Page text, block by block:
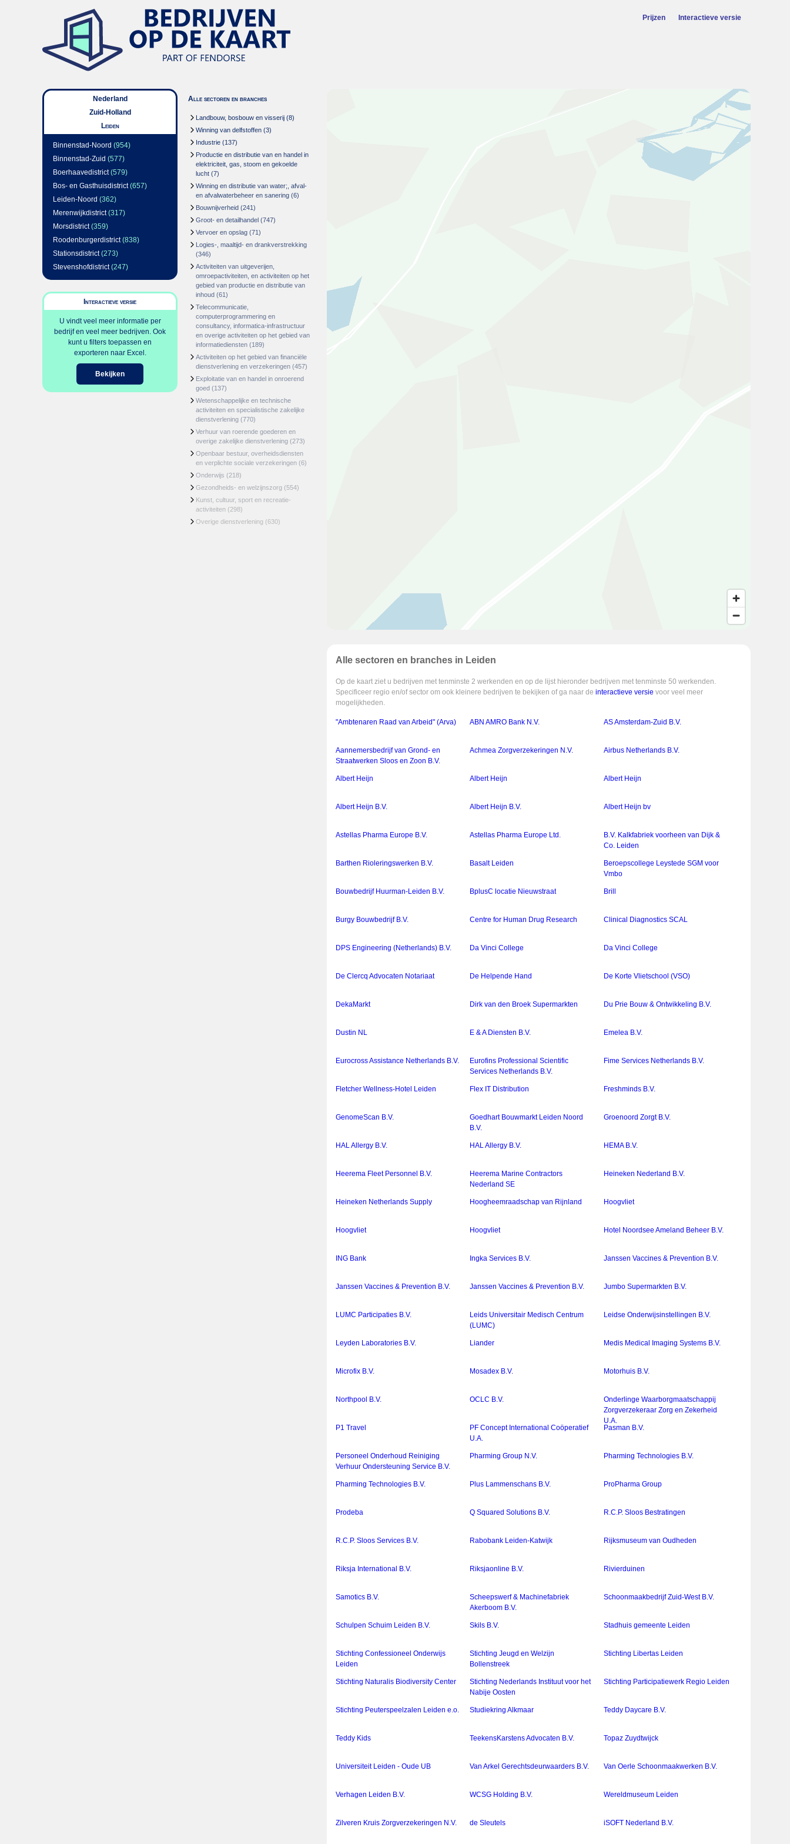
Prijzen Interactieve versie
Nederland
Zuid-Holland
Leiden
Binnenstad-Noord (954)
Binnenstad-Zuid (577)
Boerhaavedistrict(579)
Bos- en Gasthuisdistrict(657)
Leiden-Noord (362)
Merenwijkdistrict(317)
Morsdistrict(359)
Roodenburgerdistrict(838)
Stationsdistrict(273)
Stevenshofdistrict(247)
Interactieve versie
U vindt veel meer informatie per
bedrijf en veel meer bedrijven. Ook
kunt u filters toepassen en
exporteren naar Excel.
Bekijken
Alle sectoren en branches
Landbouw, bosbouw en visserij (8)
Winning van delfstoffen (3)
Industrie (137)
Productie en distributie van en handel in
elektriciteit, gas, stoom en gekoelde
lucht (7)
Winning en distributie van water;, afval-
en afvalwaterbeheer en sanering (6)
Bouwnijverheid (241)
Groot- en detailhandel (747)
Vervoer en opslag (71)
Logies-, maaltijd- en drankverstrekking
(346)
Activiteiten van uitgeverijen,
omroepactiviteiten, en activiteiten op het
gebied van productie en distributie van
inhoud (61)
Telecommunicatie,
computerprogrammering en
consultancy, informatica-infrastructuur
en overige activiteiten op het gebied van
informatiediensten (189)
Activiteiten op het gebied van financiële
dienstverlening en verzekeringen (457)
Exploitatie van en handel in onroerend
goed (137)
Wetenschappelijke en technische
activiteiten en specialistische zakelijke
dienstverlening (770)
Verhuur van roerende goederen en
overige zakelijke dienstverlening (273)
Openbaar bestuur, overheidsdiensten
en verplichte sociale verzekeringen (6)
Onderwijs (218)
Gezondheids- en welzijnszorg (554)
Kunst, cultuur, sport en recreatie-
activiteiten (298)
Overige dienstverlening (630)
Alle sectoren en branches in Leiden
Op de kaart ziet u bedrijven met tenminste 2 werkenden en op de lijst hieronder bedrijven met tenminste 50 werkenden.
Specificeer regio en/of sector om ook kleinere bedrijven te bekijken of ga naar de interactieve versie voor veel meer
mogelijkheden.
"Ambtenaren Raad van Arbeid" (Arva) ABN AMRO Bank N.V. AS Amsterdam-Zuid B.V.
Aannemersbedrijf van Grond- en
Straatwerken Sloos en Zoon B.V.
Achmea Zorgverzekeringen N.V. Airbus Netherlands B.V.
Albert Heijn Albert Heijn Albert Heijn
Albert Heijn B.V. Albert Heijn B.V. Albert Heijn bv
Astellas Pharma Europe B.V. Astellas Pharma Europe Ltd.
B.V. Kalkfabriek voorheen van Dijk &
Co. Leiden
Barthen Rioleringswerken B.V. Basalt Leiden
Beroepscollege Leystede SGM voor
Vmbo
Bouwbedrijf Huurman-Leiden B.V. BplusC locatie Nieuwstraat Brill
Burgy Bouwbedrijf B.V. Centre for Human Drug Research Clinical Diagnostics SCAL
DPS Engineering (Netherlands) B.V. Da Vinci College Da Vinci College
De Clercq Advocaten Notariaat De Helpende Hand De Korte Vlietschool (VSO)
DekaMarkt Dirk van den Broek Supermarkten Du Prie Bouw & Ontwikkeling B.V.
Dustin NL E & A Diensten B.V. Emelea B.V.
Eurocross Assistance Netherlands B.V.
Eurofins Professional Scientific
Services Netherlands B.V.
Fime Services Netherlands B.V.
Fletcher Wellness-Hotel Leiden Flex IT Distribution Freshminds B.V.
GenomeScan B.V.
Goedhart Bouwmarkt Leiden Noord
B.V.
Groenoord Zorgt B.V.
HAL Allergy B.V. HAL Allergy B.V. HEMA B.V.
Heerema Fleet Personnel B.V.
Heerema Marine Contractors
Nederland SE
Heineken Nederland B.V.
Heineken Netherlands Supply Hoogheemraadschap van Rijnland Hoogvliet
Hoogvliet Hoogvliet Hotel Noordsee Ameland Beheer B.V.
ING Bank Ingka Services B.V. Janssen Vaccines & Prevention B.V.
Janssen Vaccines & Prevention B.V. Janssen Vaccines & Prevention B.V. Jumbo Supermarkten B.V.
LUMC Participaties B.V.
Leids Universitair Medisch Centrum
(LUMC)
Leidse Onderwijsinstellingen B.V.
Leyden Laboratories B.V. Liander Medis Medical Imaging Systems B.V.
Microfix B.V. Mosadex B.V. Motorhuis B.V.
Northpool B.V. OCLC B.V.
Onderlinge Waarborgmaatschappij
Zorgverzekeraar Zorg en Zekerheid
U.A.
P1 Travel
PF Concept International Coöperatief
U.A.
Pasman B.V.
Personeel Onderhoud Reiniging
Verhuur Ondersteuning Service B.V.
Pharming Group N.V. Pharming Technologies B.V.
Pharming Technologies B.V. Plus Lammenschans B.V. ProPharma Group
Prodeba Q Squared Solutions B.V. R.C.P. Sloos Bestratingen
R.C.P. Sloos Services B.V. Rabobank Leiden-Katwijk Rijksmuseum van Oudheden
Riksja International B.V. Riksjaonline B.V. Rivierduinen
Samotics B.V.
Scheepswerf & Machinefabriek
Akerboom B.V.
Schoonmaakbedrijf Zuid-West B.V.
Schulpen Schuim Leiden B.V. Skils B.V. Stadhuis gemeente Leiden
Stichting Confessioneel Onderwijs
Leiden
Stichting Jeugd en Welzijn
Bollenstreek
Stichting Libertas Leiden
Stichting Naturalis Biodiversity Center
Stichting Nederlands Instituut voor het
Nabije Oosten
Stichting Participatiewerk Regio Leiden
Stichting Peuterspeelzalen Leiden e.o. Studiekring Alkmaar Teddy Daycare B.V.
Teddy Kids TeekensKarstens Advocaten B.V. Topaz Zuydtwijck
Universiteit Leiden - Oude UB Van Arkel Gerechtsdeurwaarders B.V. Van Oerle Schoonmaakwerken B.V.
Verhagen Leiden B.V. WCSG Holding B.V. Wereldmuseum Leiden
Zilveren Kruis Zorgverzekeringen N.V. de Sleutels iSOFT Nederland B.V.